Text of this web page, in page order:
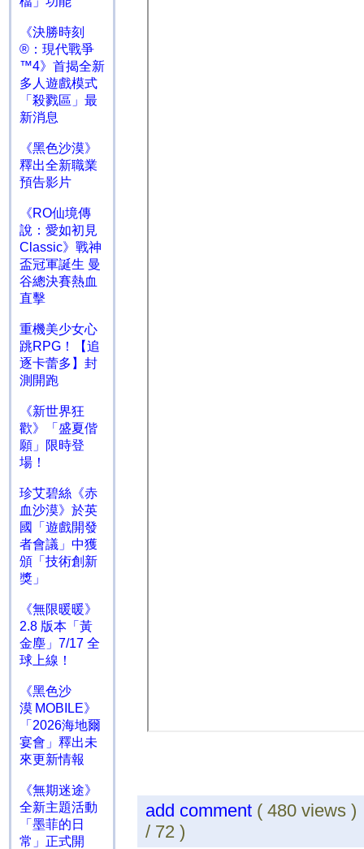
《決勝時刻
®：現代戰爭
™4》首揭全新
多人遊戲模式
「殺戮區」最
新消息
《黑色沙漠》
釋出全新職業
預告影片
《RO仙境傳
說：愛如初見
Classic》戰神
盃冠軍誕生 曼
谷總決賽熱血
直擊
重機美少女心
跳RPG！【追
逐卡蕾多】封
測開跑
《新世界狂
歡》「盛夏偕
願」限時登
場！
珍艾碧絲《赤
血沙漠》於英
國「遊戲開發
者會議」中獲
頒「技術創新
獎」
《無限暖暖》
2.8 版本「黃
金塵」7/17 全
球上線！
《黑色沙
漠 MOBILE》
「2026海地爾
宴會」釋出未
來更新情報
《無期迷途》
全新主題活動
「墨菲的日
常」正式開
add comment ( 480
/ 72 )